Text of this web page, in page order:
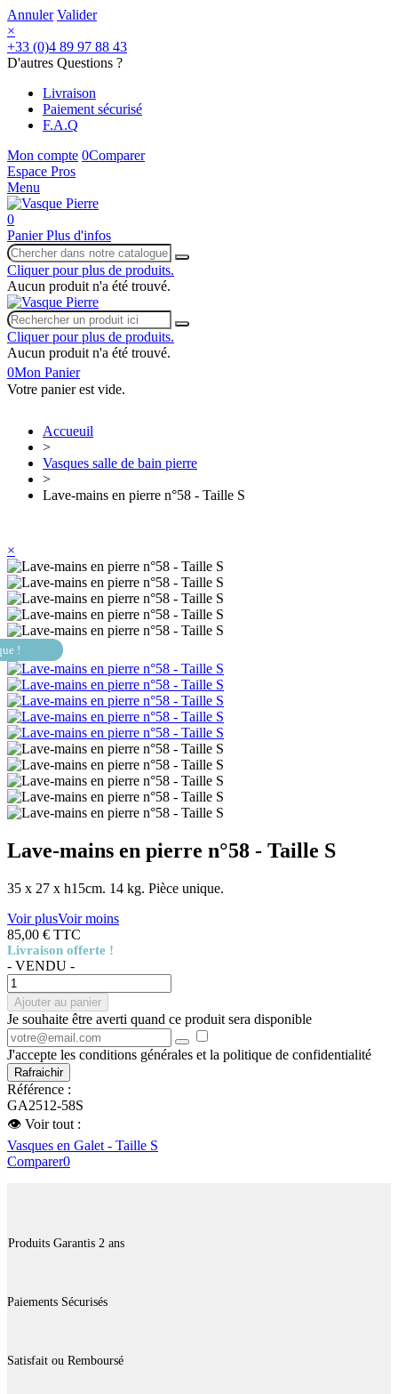
Annuler Valider
×
+33 (0)4 89 97 88 43
D'autres Questions ?
Livraison
Paiement sécurisé
F.A.Q
Mon compte 0Comparer
Espace Pros
Menu
0
Panier Plus d'infos
Cliquer pour plus de produits.
Aucun produit n'a été trouvé.
Cliquer pour plus de produits.
Aucun produit n'a été trouvé.
0Mon Panier
Votre panier est vide.
Accueuil
>
Vasques salle de bain pierre
>
Lave-mains en pierre n°58 - Taille S
×
!
Lave-mains en pierre n°58 - Taille S
35 x 27 x h15cm. 14 kg. Pièce unique.
Voir plusVoir moins
85,00 € TTC
Livraison offerte !
- VENDU -
Ajouter au panier
Je souhaite être averti quand ce produit sera disponible
J'accepte les conditions générales et la politique de confidentialité
Référence :
GA2512-58S
👁 Voir tout :
Vasques en Galet - Taille S
Comparer0
Produits Garantis 2 ans
Paiements Sécurisés
Satisfait ou Remboursé